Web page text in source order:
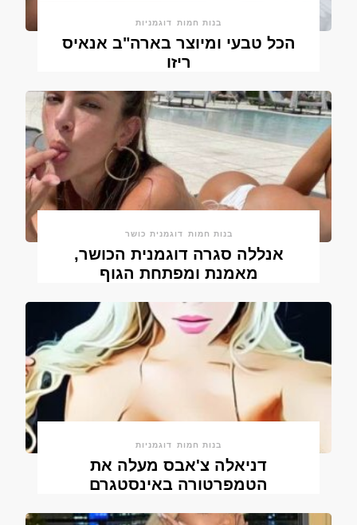
בנות חמות דוגמניות
הכל טבעי ומיוצר בארה"ב אנאיס
ריזו
בנות חמות דוגמנית כושר
אנללה סגרה דוגמנית הכושר,
מאמנת ומפתחת הגוף
בנות חמות דוגמניות
דניאלה צ'אבס מעלה את
הטמפרטורה באינסטגרם